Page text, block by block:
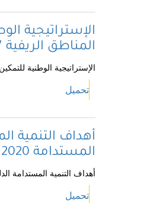
الإستراتيجية
المناطق الريفية 2017-2020
الإستراتيجية الوطنية للتمكين
تحميل
أهداف التنمية
المستدامة 2020
أهداف التنمية المستدامة
تحميل